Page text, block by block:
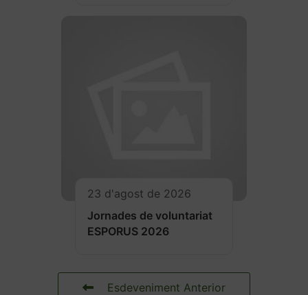
23 d'agost de 2026
Jornades de voluntariat
ESPORUS 2026
Esdeveniment Anterior